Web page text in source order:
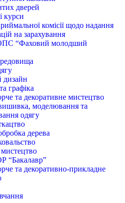
дверей
курси
комісії щодо надання
на зарахування
“Фаховий молодший
дизайн
графіка
та декоративне мистецтво
моделювання та
одягу
дерева
“Бакалавр”
та декоративно-прикладне